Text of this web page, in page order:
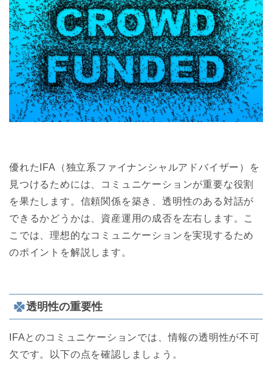
優れたIFA（独立系ファイナンシャルアドバイザー）を
見つけるためには、コミュニケーションが重要な役割
を果たします。信頼関係を築き、透明性のある対話が
できるかどうかは、資産運用の成否を左右します。こ
こでは、理想的なコミュニケーションを実現するため
のポイントを解説します。
透明性の重要性
IFAとのコミュニケーションでは、情報の透明性が不可
欠です。以下の点を確認しましょう。